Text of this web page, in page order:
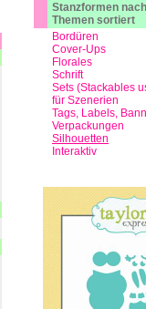
Stanzformen nach
Themen sortiert
Bordüren
Cover-Ups
Florales
Schrift
Sets (Stackables
für Szenerien
Tags, Labels,
Verpackungen
Silhouetten
Interaktiv